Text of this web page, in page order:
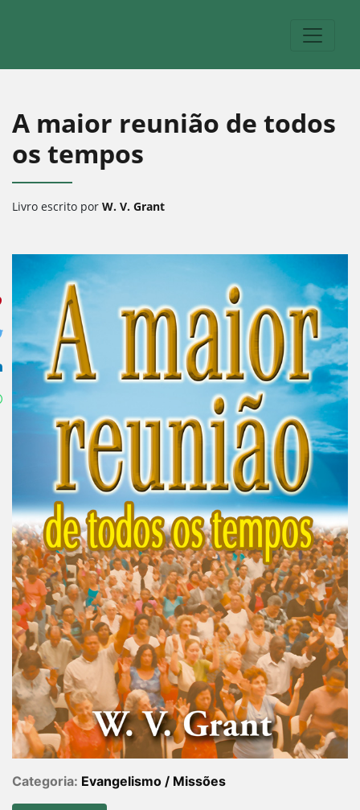
A maior reunião de todos
os tempos
Livro escrito por W. V. Grant
Categoria: Evangelismo / Missões